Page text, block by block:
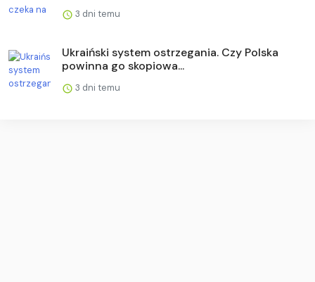
3 dni temu
Ukraiński system ostrzegania. Czy Polska
powinna go skopiowa...
3 dni temu